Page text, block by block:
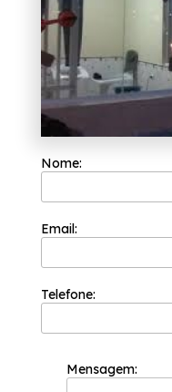
Nome:
Email:
Telefone:
Mensagem: